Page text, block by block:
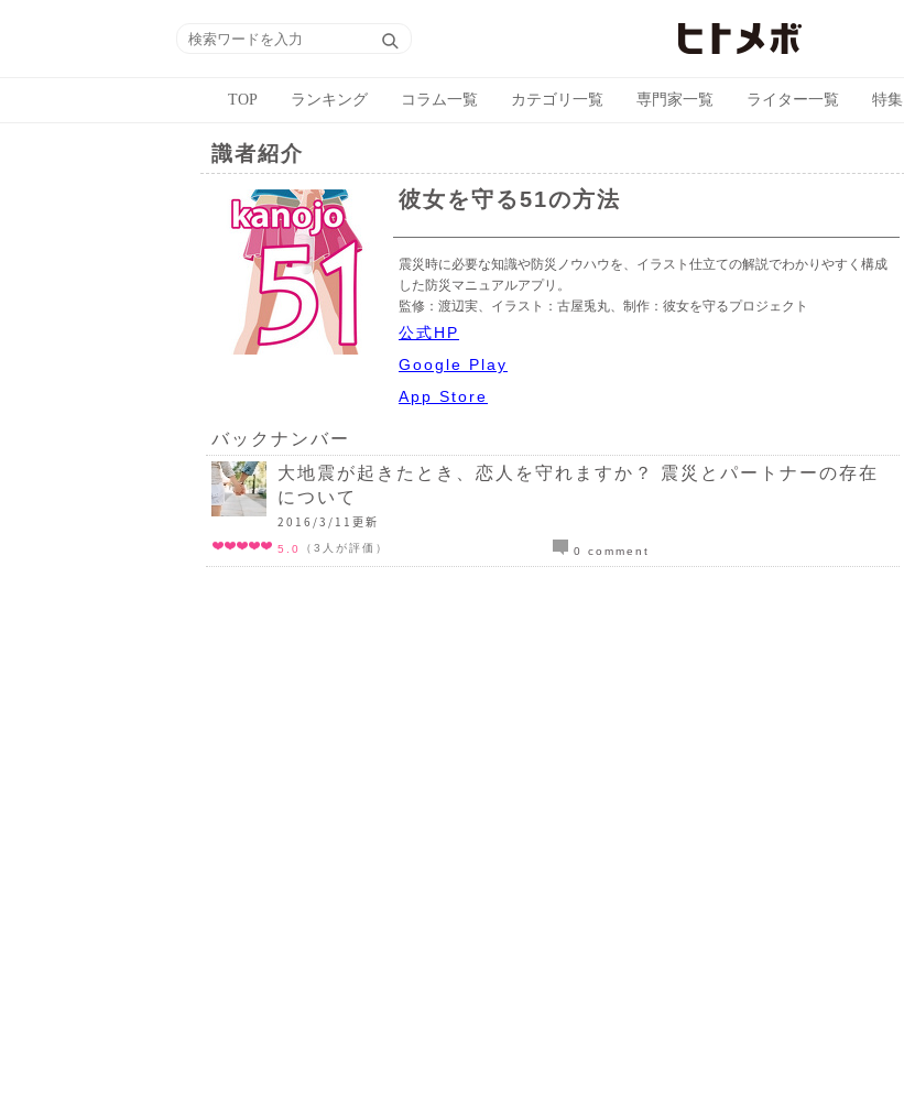
TOP ランキング コラム一覧 カテゴリ一覧 専門家一覧 ライター一覧 特集
識者紹介
彼女を守る51の方法
震災時に必要な知識や防災ノウハウを、イラスト仕立ての解説でわかりやすく構成
した防災マニュアルアプリ。
監修：渡辺実、イラスト：古屋兎丸、制作：彼女を守るプロジェクト
公式HP
Google Play
App Store
バックナンバー
大地震が起きたとき、恋人を守れますか？ 震災とパートナーの存在
について
2016/3/11更新
5.0 （3人が評価） 0 comment